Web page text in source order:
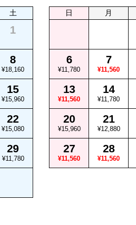
土
1
8
¥18,160
15
¥15,960
22
¥15,080
29
¥11,780
日 月
6
¥11,780
7
¥11,560
13
¥11,560
14
¥11,780
20
¥15,960
21
¥12,880
27
¥11,560
28
¥11,560